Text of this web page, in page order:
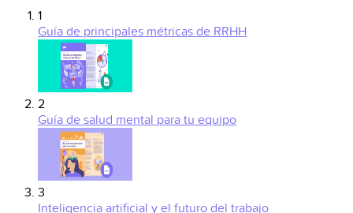
1
Guía de principales métricas de RRHH
2
Guía de salud mental para tu equipo
3
Inteligencia artificial y el futuro del trabajo